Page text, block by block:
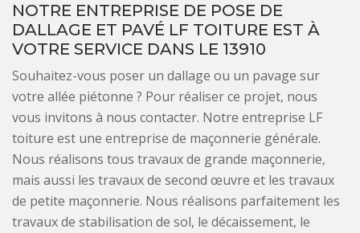
NOTRE ENTREPRISE DE POSE DE
DALLAGE ET PAVÉ LF TOITURE EST À
VOTRE SERVICE DANS LE 13910
Souhaitez-vous poser un dallage ou un pavage sur
votre allée piétonne ? Pour réaliser ce projet, nous
vous invitons à nous contacter. Notre entreprise LF
toiture est une entreprise de maçonnerie générale.
Nous réalisons tous travaux de grande maçonnerie,
mais aussi les travaux de second œuvre et les travaux
de petite maçonnerie. Nous réalisons parfaitement les
travaux de stabilisation de sol, le décaissement, le